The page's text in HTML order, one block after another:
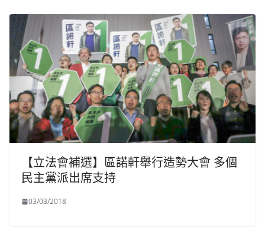
【立法會補選】區諾軒舉行造勢大會 多個
民主黨派出席支持
03/03/2018